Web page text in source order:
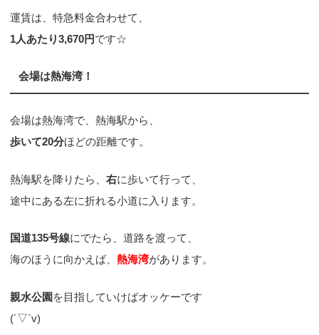
運賃は、特急料金合わせて、
1人あたり3,670円です☆
会場は熱海湾！
会場は熱海湾で、熱海駅から、
歩いて20分ほどの距離です。
熱海駅を降りたら、右に歩いて行って、
途中にある左に折れる小道に入ります。
国道135号線にでたら、道路を渡って、
海のほうに向かえば、熱海湾があります。
親水公園 を目指していけばオッケーです
(´▽`v)